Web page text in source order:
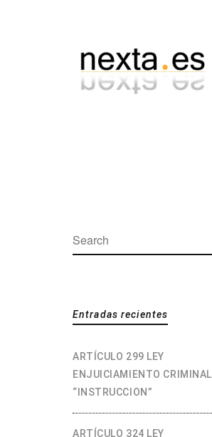
Search:
Entradas recientes
ARTÍCULO 299 LEY
ENJUICIAMIENTO CRIMINAL
“INSTRUCCION”
ARTÍCULO 324 LEY